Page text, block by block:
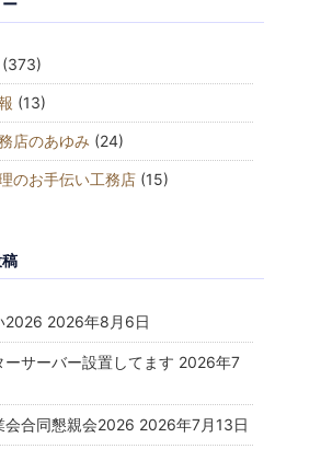
(13)
店のあゆみ (24)
のお手伝い工務店(15)
2026 2026年8月6日
ーサーバー設置してます 2026年7
会合同懇親会2026 2026年7月13日